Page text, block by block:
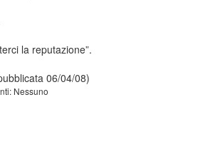
la reputazione”.
06/04/08)
Nessuno